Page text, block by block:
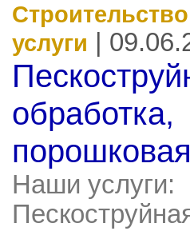
услуги
|
обработка,
Наши услуги: